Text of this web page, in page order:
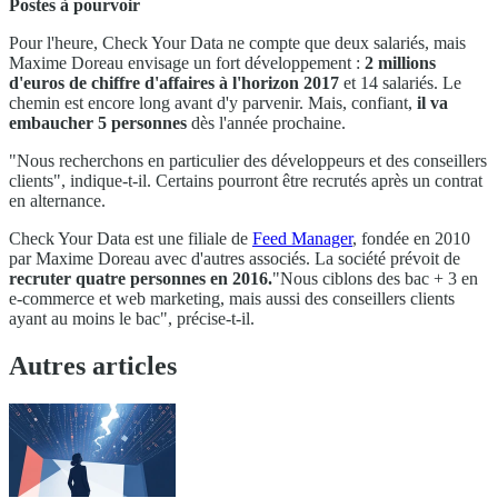
Postes à pourvoir
Pour l'heure, Check Your Data ne compte que deux salariés, mais
Maxime Doreau envisage un fort développement : 2 millions
d'euros de chiffre d'affaires à l'horizon 2017 et 14 salariés. Le
chemin est encore long avant d'y parvenir. Mais, confiant, il va
embaucher 5 personnes dès l'année prochaine.
"Nous recherchons en particulier des développeurs et des conseillers
clients", indique-t-il. Certains pourront être recrutés après un contrat
en alternance.
Check Your Data est une filiale de Feed Manager, fondée en 2010
par Maxime Doreau avec d'autres associés. La société prévoit de
recruter quatre personnes en 2016."Nous ciblons des bac + 3 en
e-commerce et web marketing, mais aussi des conseillers clients
ayant au moins le bac", précise-t-il.
Autres articles